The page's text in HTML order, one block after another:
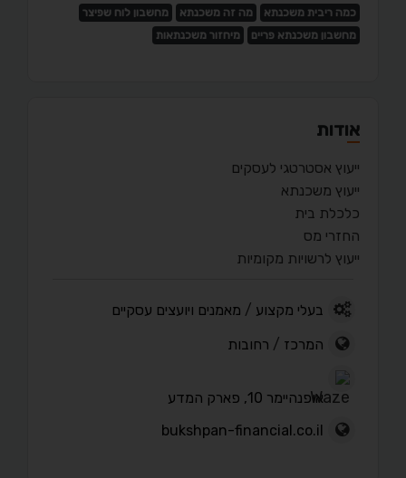
כמה ריבית משכנתא מה זה משכנתא
מחשבון לוח שפיצר
מחשבון משכנתא פריים
מיחזור משכנתאות
אודות
ייעוץ אסטרטגי לעסקים
ייעוץ משכנתא
כלכלת בית
החזרי מס
ייעוץ לרשויות מקומיות
בעלי מקצוע / מאמנים ויועצים עסקיים
המרכז / רחובות
אופנהיימר 10, פארק המדע
bukshpan-financial.co.il